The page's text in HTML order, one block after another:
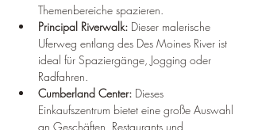
Themenbereiche spazieren.
Principal Riverwalk: Dieser malerische
Uferweg entlang des Des Moines River ist
ideal für Spaziergänge, Jogging oder
Radfahren.
Cumberland Center: Dieses
Einkaufszentrum bietet eine große Auswahl
an Geschäften, Restaurants und